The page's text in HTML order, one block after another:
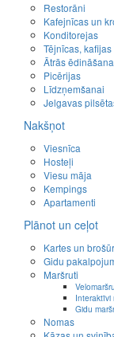
Restorāni
Kafejnīcas un
Konditorejas
Tējnīcas,
Ātrās
Picērijas
Līdzņemšanai
Jelgavas
Nakšņot
Viesnīca
Hosteļi
Viesu māja
Kempings
Apartamenti
Plānot un ceļot
Kartes un
Gidu
Maršruti
Interaktīvi
Gidu
Nomas